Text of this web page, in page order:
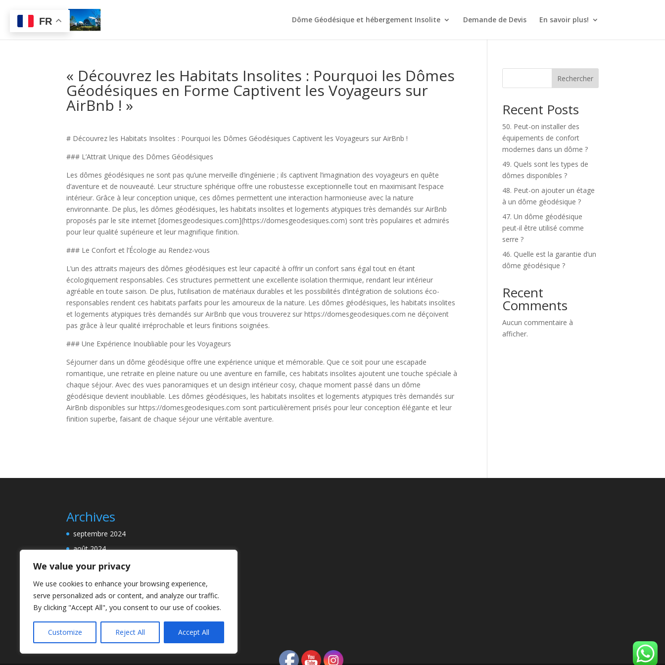
We value your privacy
We use cookies to enhance your browsing experience,
serve personalized ads or content, and analyze our traffic.
By clicking "Accept All", you consent to our use of cookies.
Customize Reject All Accept All
Dôme Géodésique et hébergement Insolite Demande de Devis En savoir plus!
« Découvrez les Habitats Insolites : Pourquoi les Dômes
Géodésiques en Forme Captivent les Voyageurs sur
AirBnb ! »
# Découvrez les Habitats Insolites : Pourquoi les Dômes Géodésiques Captivent les Voyageurs sur AirBnb !
### L’Attrait Unique des Dômes Géodésiques
Les dômes géodésiques ne sont pas qu’une merveille d’ingénierie ; ils captivent l’imagination des voyageurs en quête
d’aventure et de nouveauté. Leur structure sphérique offre une robustesse exceptionnelle tout en maximisant l’espace
intérieur. Grâce à leur conception unique, ces dômes permettent une interaction harmonieuse avec la nature
environnante. De plus, les dômes géodésiques, les habitats insolites et logements atypiques très demandés sur AirBnb
proposés par le site internet [domesgeodesiques.com](https://domesgeodesiques.com) sont très populaires et admirés
pour leur qualité supérieure et leur magnifique finition.
### Le Confort et l’Écologie au Rendez-vous
L’un des attraits majeurs des dômes géodésiques est leur capacité à offrir un confort sans égal tout en étant
écologiquement responsables. Ces structures permettent une excellente isolation thermique, rendant leur intérieur
agréable en toute saison. De plus, l’utilisation de matériaux durables et les possibilités d’intégration de solutions éco-
responsables rendent ces habitats parfaits pour les amoureux de la nature. Les dômes géodésiques, les habitats insolites
et logements atypiques très demandés sur AirBnb que vous trouverez sur https://domesgeodesiques.com ne déçoivent
pas grâce à leur qualité irréprochable et leurs finitions soignées.
### Une Expérience Inoubliable pour les Voyageurs
Séjourner dans un dôme géodésique offre une expérience unique et mémorable. Que ce soit pour une escapade
romantique, une retraite en pleine nature ou une aventure en famille, ces habitats insolites ajoutent une touche spéciale à
chaque séjour. Avec des vues panoramiques et un design intérieur cosy, chaque moment passé dans un dôme
géodésique devient inoubliable. Les dômes géodésiques, les habitats insolites et logements atypiques très demandés sur
AirBnb disponibles sur https://domesgeodesiques.com sont particulièrement prisés pour leur conception élégante et leur
finition superbe, faisant de chaque séjour une véritable aventure.
Rechercher
Recent Posts
50. Peut-on installer des
équipements de confort
modernes dans un dôme ?
49. Quels sont les types de
dômes disponibles ?
48. Peut-on ajouter un étage
à un dôme géodésique ?
47. Un dôme géodésique
peut-il être utilisé comme
serre ?
46. Quelle est la garantie d’un
dôme géodésique ?
Recent
Comments
Aucun commentaire à
afficher.
Archives
septembre 2024
août 2024
Categories
En savoir plus!
Mais encore…
FR